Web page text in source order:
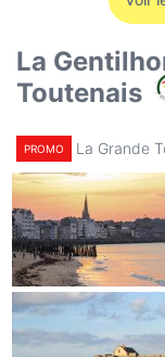
La
Toutenais
PROMO La Grande